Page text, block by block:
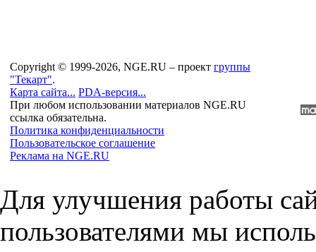
Copyright © 1999-2026, NGE.RU – проект группы
"Текарт".
Карта сайта... PDA-версия...
При любом использовании материалов NGE.RU
ссылка обязательна.
Политика конфиденциальности
Пользовательское соглашение
Реклама на NGE.RU
Для улучшения работы
пользователями мы